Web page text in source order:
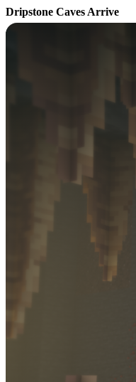
Dripstone Caves Arrive
Thanks to a new patch for